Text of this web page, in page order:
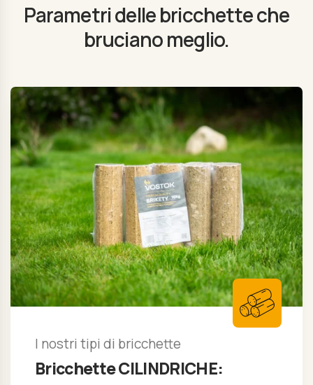
Parametri delle bricchette che
bruciano meglio.
I nostri tipi di bricchette
Bricchette CILINDRICHE: